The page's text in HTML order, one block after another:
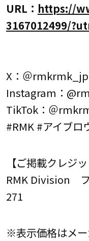
URL： https://
3167012499/
X：＠rmkrmk_jp
Instagram：
TikTok：＠
#RMK #アイブロ
【ご掲載クレジ
RMK Division
271
※表示価格はメー